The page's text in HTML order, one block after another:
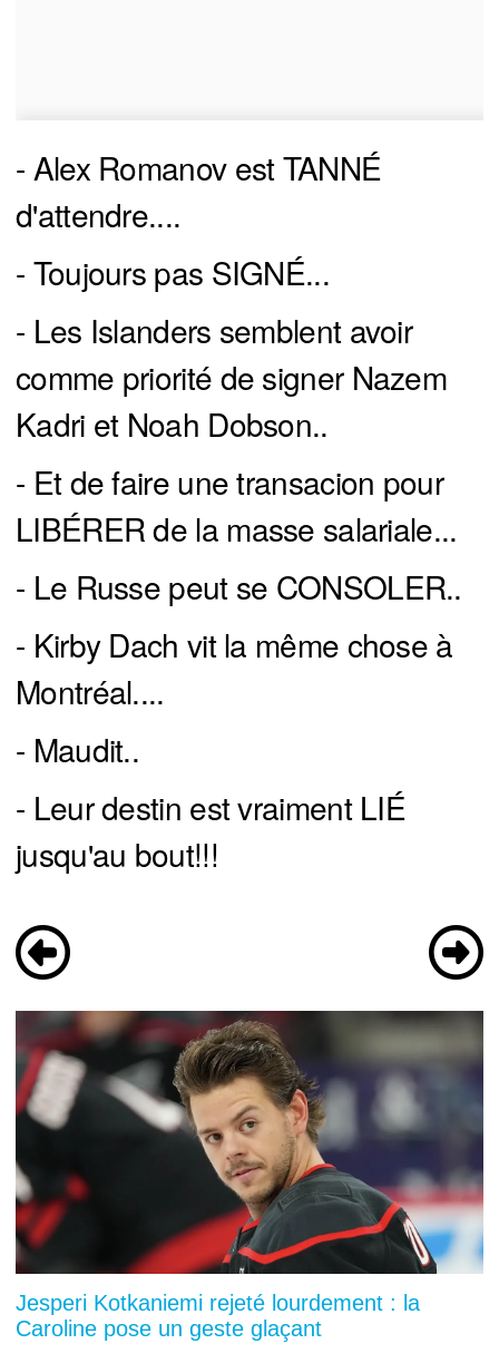
- Alex Romanov est TANNÉ
d'attendre....
- Toujours pas SIGNÉ...
- Les Islanders semblent avoir
comme priorité de signer Nazem
Kadri et Noah Dobson..
- Et de faire une transacion pour
LIBÉRER de la masse salariale...
- Le Russe peut se CONSOLER..
- Kirby Dach vit la même chose à
Montréal....
- Maudit..
- Leur destin est vraiment LIÉ
jusqu'au bout!!!
Jesperi Kotkaniemi rejeté lourdement : la
Caroline pose un geste glaçant